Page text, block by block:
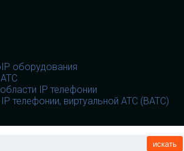
оборудования
IP телефонии
телефонии, виртуальной АТС (ВАТС)
искать